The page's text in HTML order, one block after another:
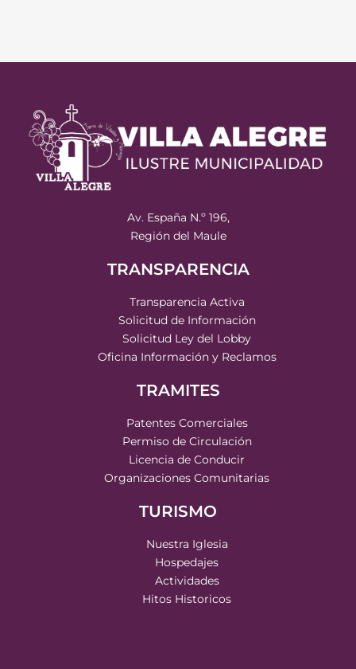
Av. España N.º 196,
Región del Maule
TRANSPARENCIA
Transparencia Activa
Solicitud de Información
Solicitud Ley del Lobby
Oficina Información y Reclamos
TRAMITES
Patentes Comerciales
Permiso de Circulación
Licencia de Conducir
Organizaciones Comunitarias
TURISMO
Nuestra Iglesia
Hospedajes
Actividades
Hitos Historicos